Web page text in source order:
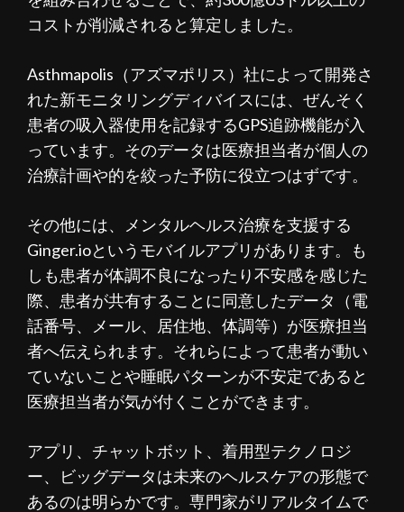
コストが削減されると算定しました。
Asthmapolis（アズマポリス）社によって開発さ
れた新モニタリングディバイスには、ぜんそく
患者の吸入器使用を記録するGPS追跡機能が入
っています。そのデータは医療担当者が個人の
治療計画や的を絞った予防に役立つはずです。
その他には、メンタルヘルス治療を支援する
Ginger.ioというモバイルアプリがあります。も
しも患者が体調不良になったり不安感を感じた
際、患者が共有することに同意したデータ（電
話番号、メール、居住地、体調等）が医療担当
者へ伝えられます。それらによって患者が動い
ていないことや睡眠パターンが不安定であると
医療担当者が気が付くことができます。
アプリ、チャットボット、着用型テクノロジ
ー、ビッグデータは未来のヘルスケアの形態で
あるのは明らかです。専門家がリアルタイムで